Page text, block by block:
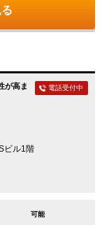
が高ま
ビル1階
電話受付中
可能